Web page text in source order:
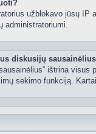
užblokavo jūsų IP
administratoriumi.
diskusijų
ištrina
sekimo funkciją.